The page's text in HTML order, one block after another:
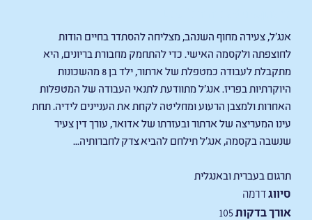
אנג'ל, צעירה מחוף השנהב, מצליחה להסתדר בחיים הודות
לחוצפתה ולקסמה האישי. כדי להתחמק מחבורת בריונים, היא
מתקבלת לעבודה כמטפלת של ארתור, ילד בן 8 מהשכונות
היוקרתיות בפריז. אנג'ל מתוודעת לתנאי העבודה של המטפלות
האחרות ולמצבן הרעוע ומחליטה לקחת את העניינים לידיה. תחת
עינו המעריצה של ארתור ובעזרתו של אדואר, עורך דין צעיר
שנשבה בקסמה, אנג'ל תילחם להביא צדק לחברותיה...
תרגום בעברית ובאנגלית
סיווגדרמה
אורך בדקות